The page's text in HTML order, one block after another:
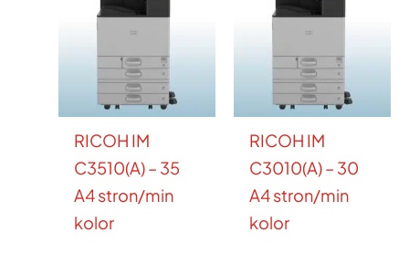
RICOH IM
C3510(A) – 35
A4 stron/min
kolor
RICOH IM
C3010(A) – 30
A4 stron/min
kolor